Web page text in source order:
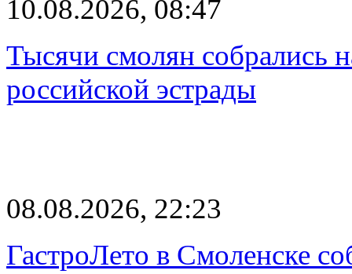
10.08.2026, 08:47
Тысячи смолян собрались
российской эстрады
08.08.2026, 22:23
ГастроЛето в Смоленске